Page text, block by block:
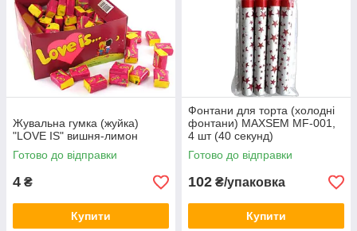
Жувальна гумка (жуйка)
"LOVE IS" вишня-лимон
Готово до відправки
4 ₴
Купити
Фонтани для торта (холодні
фонтани) MAXSEM MF-001,
4 шт (40 секунд)
Готово до відправки
102 ₴/упаковка
Купити